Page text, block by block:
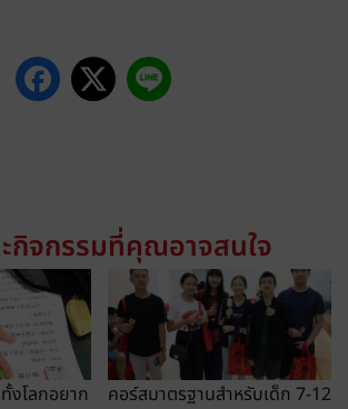
กิจกรรมที่คุณอาจสนใจ
งโลกอยาก
คอร์สมาตรฐานสำหรับเด็ก 7-12